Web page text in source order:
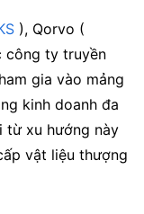
), Qorvo (
công ty truyền
gia vào mảng
kinh doanh đa
từ xu hướng này
vật liệu thượng